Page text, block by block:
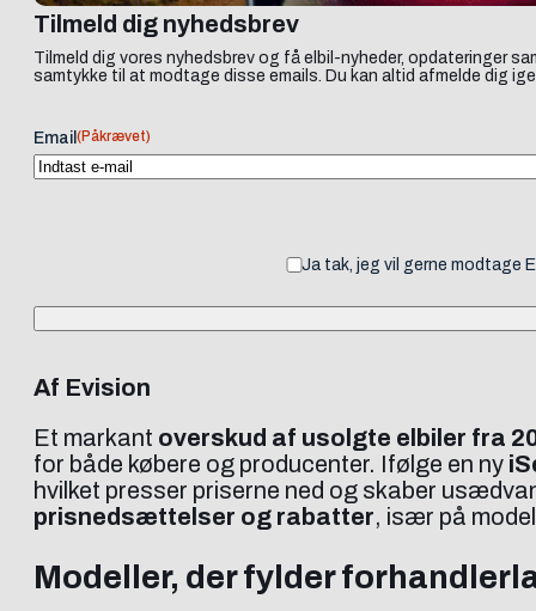
Tilmeld dig nyhedsbrev
Tilmeld dig vores nyhedsbrev og få elbil-nyheder, opdateringer
samtykke til at modtage disse emails. Du kan altid afmelde dig
Email (Påkrævet)
Ja tak, jeg vil gerne modtage
Af Evision
Et markant overskud af usolgte elbiler fra
for både købere og producenter. Ifølge en ny
hvilket presser priserne ned og skaber
prisnedsættelser og rabatter, især på
Modeller, der fylder